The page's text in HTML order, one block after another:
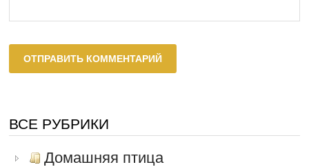
ВСЕ РУБРИКИ
Домашняя птица